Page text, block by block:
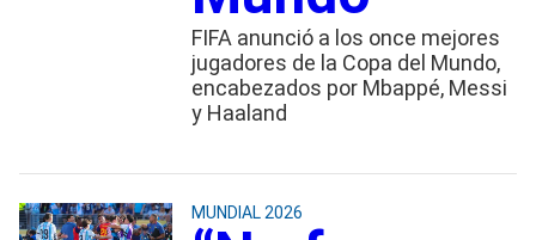
FIFA anunció a los once mejores
jugadores de la Copa del Mundo,
encabezados por Mbappé, Messi
y Haaland
MUNDIAL 2026